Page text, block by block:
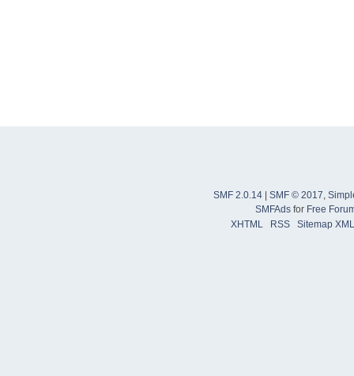
SMF 2.0.14 SMF © 2017
SMFAdsfor Free
XHTML
RSS Sitemap XML